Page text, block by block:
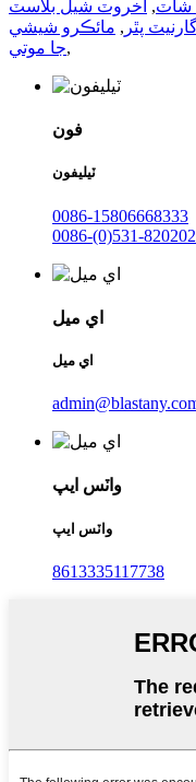
شاٽ, اخروٽ شيل بلاسٽ
پٿر , مائڪرو شيشي
جا موتي,
فون
ٽيليفون
0086-15806668333
0086-(0)531-
اي ميل
اي ميل
واٽس ايپ
واٽس ايپ
8613335117738